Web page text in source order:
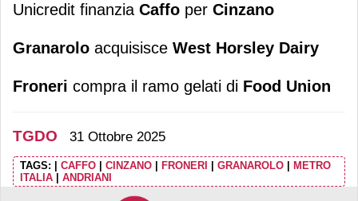
Unicredit finanzia Caffo per Cinzano
Granarolo acquisisce West Horsley Dairy
Froneri compra il ramo gelati di Food Union
TGDO 31 Ottobre 2025
TAGS: CAFFO CINZANO FRONERI GRANAROLO
METRO
ITALIA
ANDRIANI